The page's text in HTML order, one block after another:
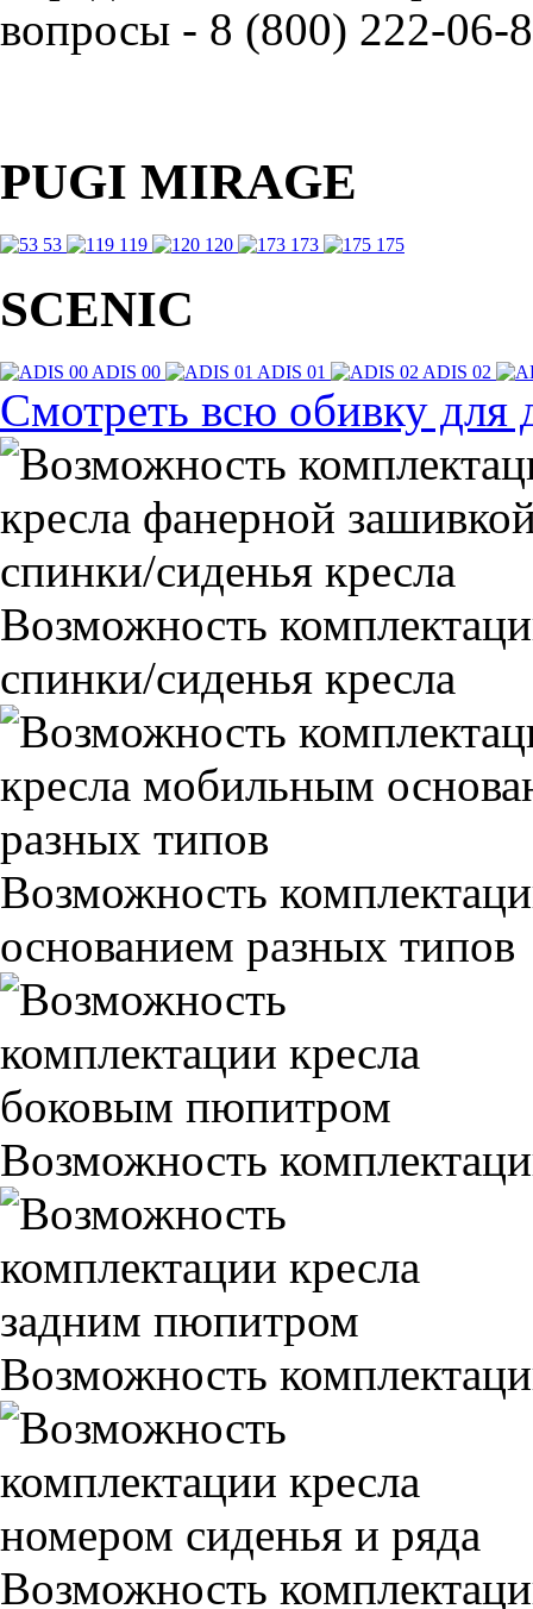
вопросы - 8 (800) 222-06-
PUGI MIRAGE
53 119 120 173 175
SCENIC
ADIS 00 ADIS 01 ADIS 02
Смотреть всю обивку для
Возможность
спинки/сиденья кресла
Возможность
основанием разных типов
Возможность
Возможность
Возможность